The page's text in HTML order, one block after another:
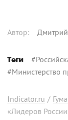
Автор:
Теги #
#Министерство
Indicator.ru /
«Лидеров